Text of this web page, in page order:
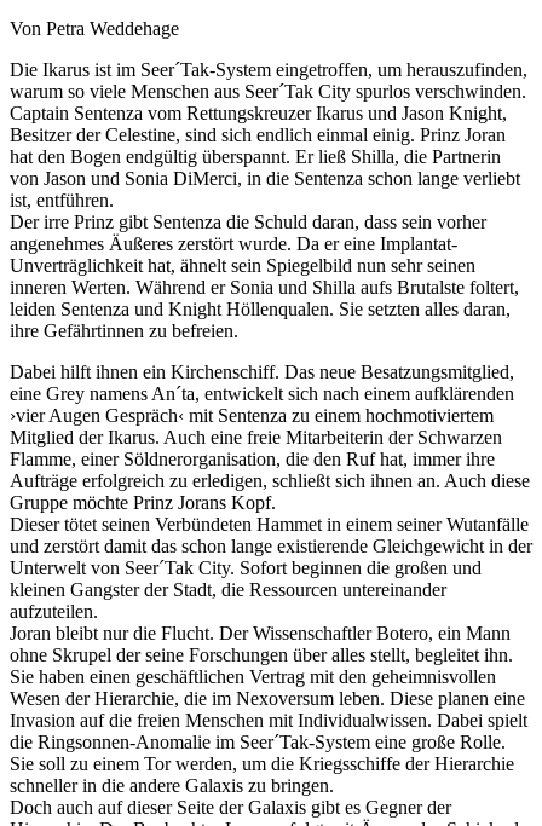
Von Petra Weddehage
Die Ikarus ist im Seer´Tak-System eingetroffen, um herauszufinden,
warum so viele Menschen aus Seer´Tak City spurlos verschwinden.
Captain Sentenza vom Rettungskreuzer Ikarus und Jason Knight,
Besitzer der Celestine, sind sich endlich einmal einig. Prinz Joran
hat den Bogen endgültig überspannt. Er ließ Shilla, die Partnerin
von Jason und Sonia DiMerci, in die Sentenza schon lange verliebt
ist, entführen.
Der irre Prinz gibt Sentenza die Schuld daran, dass sein vorher
angenehmes Äußeres zerstört wurde. Da er eine Implantat-
Unverträglichkeit hat, ähnelt sein Spiegelbild nun sehr seinen
inneren Werten. Während er Sonia und Shilla aufs Brutalste foltert,
leiden Sentenza und Knight Höllenqualen. Sie setzten alles daran,
ihre Gefährtinnen zu befreien.
Dabei hilft ihnen ein Kirchenschiff. Das neue Besatzungsmitglied,
eine Grey namens An´ta, entwickelt sich nach einem aufklärenden
›vier Augen Gespräch‹ mit Sentenza zu einem hochmotiviertem
Mitglied der Ikarus. Auch eine freie Mitarbeiterin der Schwarzen
Flamme, einer Söldnerorganisation, die den Ruf hat, immer ihre
Aufträge erfolgreich zu erledigen, schließt sich ihnen an. Auch diese
Gruppe möchte Prinz Jorans Kopf.
Dieser tötet seinen Verbündeten Hammet in einem seiner Wutanfälle
und zerstört damit das schon lange existierende Gleichgewicht in der
Unterwelt von Seer´Tak City. Sofort beginnen die großen und
kleinen Gangster der Stadt, die Ressourcen untereinander
aufzuteilen.
Joran bleibt nur die Flucht. Der Wissenschaftler Botero, ein Mann
ohne Skrupel der seine Forschungen über alles stellt, begleitet ihn.
Sie haben einen geschäftlichen Vertrag mit den geheimnisvollen
Wesen der Hierarchie, die im Nexoversum leben. Diese planen eine
Invasion auf die freien Menschen mit Individualwissen. Dabei spielt
die Ringsonnen-Anomalie im Seer´Tak-System eine große Rolle.
Sie soll zu einem Tor werden, um die Kriegsschiffe der Hierarchie
schneller in die andere Galaxis zu bringen.
Doch auch auf dieser Seite der Galaxis gibt es Gegner der